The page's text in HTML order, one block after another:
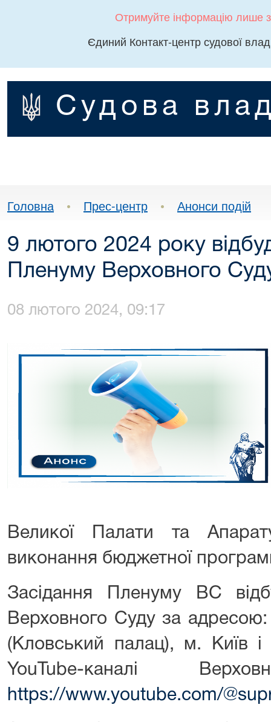
Отримуйте інформацію лише
Єдиний Контакт-центр судової
Судова
Головна • Прес-центр • Анонси подій
9 лютого 2024 року
Пленуму Верховного
08 лютого 2024, 09:17
Великої Палати та
виконання бюджетної
Засідання Пленуму ВС
Верховного Суду за
(Кловський палац), м. Київ і
YouTube-каналі
https://www.youtube.com/